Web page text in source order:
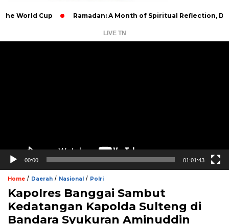
Cup Ramadan: A Month of Spiritual Reflection, Devotion,
LIVE TN
00:00 01:01:43
Home / Daerah / Nasional / Polri
Kapolres Banggai Sambut
Kedatangan Kapolda Sulteng di
Bandara Syukuran Aminuddin